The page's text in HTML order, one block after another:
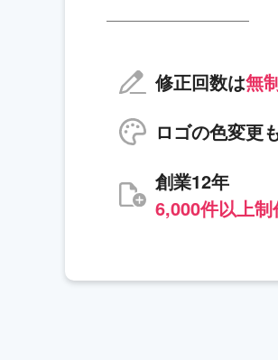
修正回数は無
ロゴの色変更
創業12年
6,000件以上